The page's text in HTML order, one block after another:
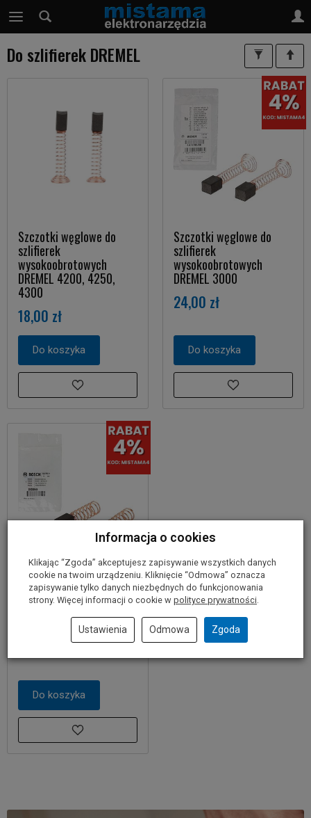
Do szlifierek DREMEL
Szczotki węglowe do
szlifierek
wysokoobrotowych
DREMEL 4200, 4250,
4300
18,00 zł
Do koszyka
Szczotki węglowe do
szlifierek
wysokoobrotowych
DREMEL 3000
24,00 zł
Do koszyka
Szczotki węglowe do
szlifierki DREMEL 4000
BOSCH
Do koszyka
Informacja o cookies
Klikając “Zgoda” akceptujesz zapisywanie wszystkich danych
cookie na twoim urządzeniu. Kliknięcie “Odmowa” oznacza
zapisywanie tylko danych niezbędnych do funkcjonowania
strony. Więcej informacji o cookie w polityce prywatności.
Ustawienia Odmowa Zgoda